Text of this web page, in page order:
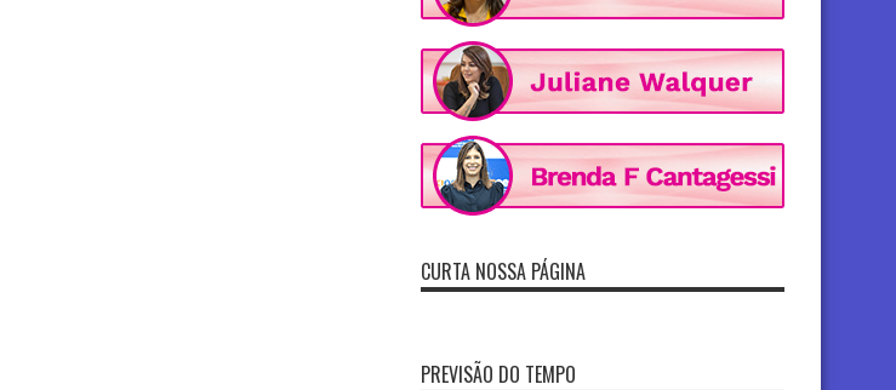
CURTA NOSSA PÁGINA
PREVISÃO DO TEMPO